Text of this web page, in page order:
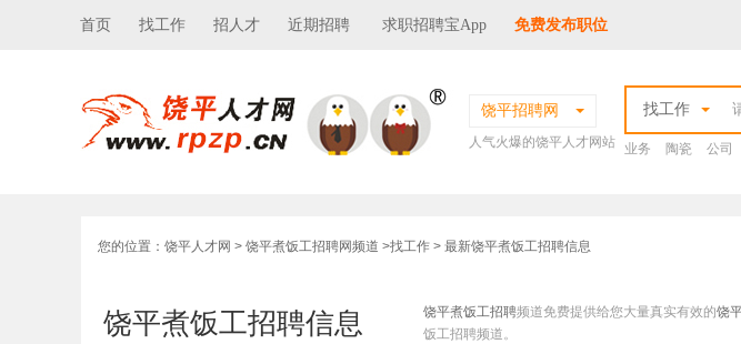
首页 找工作 招人才 近期招聘 求职招聘宝App 免费发布职位
饶平招聘网
人气火爆的饶平人才网站
找工作
业务 陶瓷 公司
您的位置： 饶平人才网 > 饶平煮饭工招聘网频道 >找工作 > 最新饶平煮饭工招聘信息
饶平煮饭工招聘信息 饶平煮饭工招聘频道免费提供给您大量真实有效的饶
饭工招聘频道。